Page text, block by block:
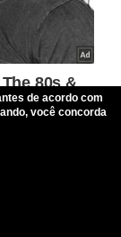
de acordo com
você concorda